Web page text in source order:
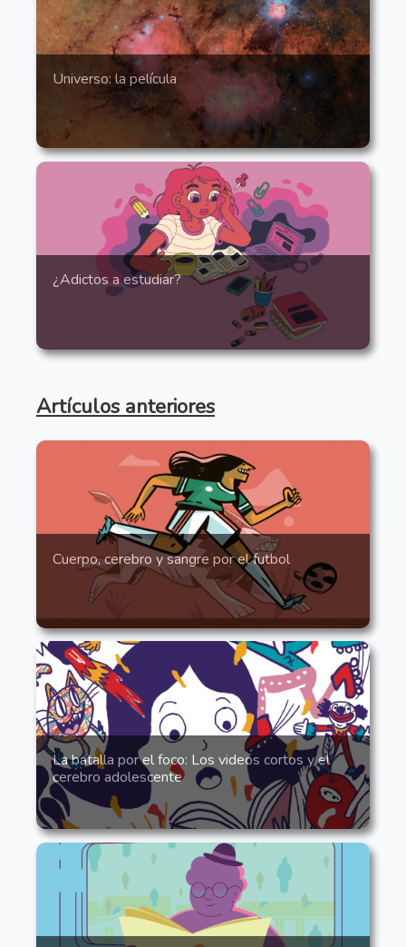
Universo: la película
¿Adictos a estudiar?
Artículos anteriores
Cuerpo, cerebro y sangre por el futbol
La batalla por el foco: Los videos cortos y el
cerebro adolescente